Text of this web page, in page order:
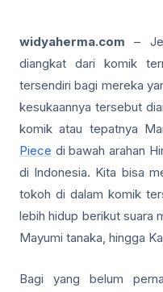
widyaherma.com –
diangkat dari komik
tersendiri bagi mereka
kesukaannya tersebut
komik atau tepatnya
Piece di bawah arahan
di Indonesia. Kita bisa
tokoh di dalam komik
lebih hidup berikut suara
Mayumi tanaka, hingga
Bagi yang belum